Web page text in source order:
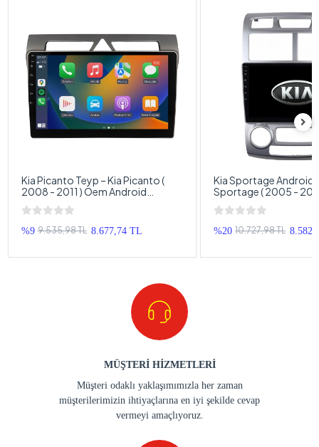
Kia Picanto Teyp – Kia Picanto (
2008 - 2011 ) Oem Android
Multimedya – Kia Picanto Android
Double Teyp
%9 9.535,98 TL 8.677,74 TL
Kia Sportage Android
Sportage ( 2005 -
Android Multimedya –
Sportage Android
%20 10.727,98 TL
MÜŞTERİ HİZMETLERİ
Müşteri odaklı yaklaşımımızla her zaman
müşterilerimizin ihtiyaçlarına en iyi şekilde cevap
vermeyi amaçlıyoruz.